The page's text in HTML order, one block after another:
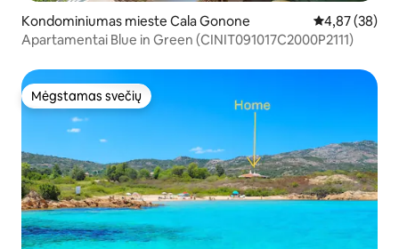
Kondominiumas mieste Cala Gonone Vidutinis
4,87 (38)
Apartamentai Blue in Green (CINIT091017C2000P2111)
Mėgstamas svečių
Mėgstamas svečių